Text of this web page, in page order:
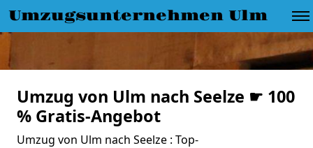
Umzugsunternehmen Ulm
Umzug von Ulm nach Seelze ☛ 100
% Gratis-Angebot
Umzug von Ulm nach Seelze : Top-